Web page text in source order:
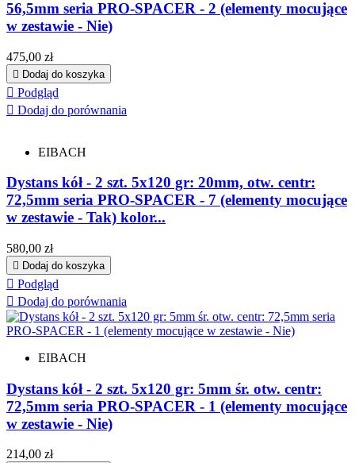
56,5mm seria PRO-SPACER - 2 (elementy mocujące
w zestawie - Nie)
Cena
475,00 zł
 Dodaj do koszyka
 Podgląd
 Dodaj do porównania
EIBACH
Dystans kół - 2 szt. 5x120 gr: 20mm, otw. centr:
72,5mm seria PRO-SPACER - 7 (elementy mocujące
w zestawie - Tak) kolor...
Cena
580,00 zł
 Dodaj do koszyka
 Podgląd
 Dodaj do porównania
EIBACH
Dystans kół - 2 szt. 5x120 gr: 5mm śr. otw. centr:
72,5mm seria PRO-SPACER - 1 (elementy mocujące
w zestawie - Nie)
Cena
214,00 zł